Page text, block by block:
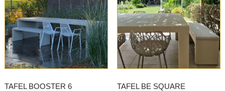
TAFEL BOOSTER 6 TAFEL BE SQUARE